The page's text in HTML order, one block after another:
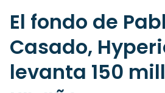
El fondo de
Casado,
levanta 150